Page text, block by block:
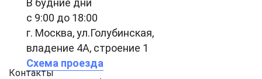
В будние дни
с 9:00 до 18:00
г. Москва, ул.Голубинская,
владение 4А, строение 1
Схема проезда
Контакты